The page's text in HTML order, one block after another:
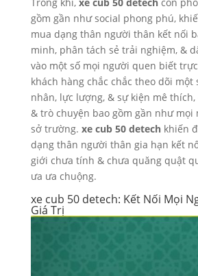
gồm gần như social phong phú,
mua dạng thân người thân kết nối
minh, phân tách sẻ trải nghiệm, &
vào một số mọi người quen biết
khách hàng chắc chắc theo dõi một
nhân, lực lượng, & sự kiện mê
& trò chuyện bao gồm gần như mọi
sở trường. xe cub 50 detechkhiến
dạng thân người thân gia hạn kết
giới chưa tính & chưa quăng quật
ưa ưa chuộng.
xe cub 50 detech: Kết Nối Mọi
Giá Trị